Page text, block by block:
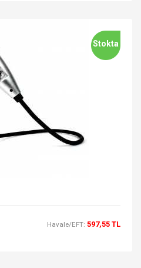
Stokta
Havale/EFT: 597,55 TL